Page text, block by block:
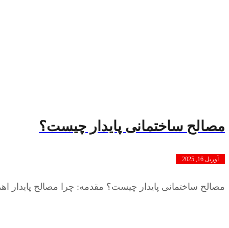
مصالح ساختمانی پایدار چیست؟
آوریل 16, 2025
مصالح ساختمانی پایدار چیست؟ مقدمه: چرا مصالح پایدار